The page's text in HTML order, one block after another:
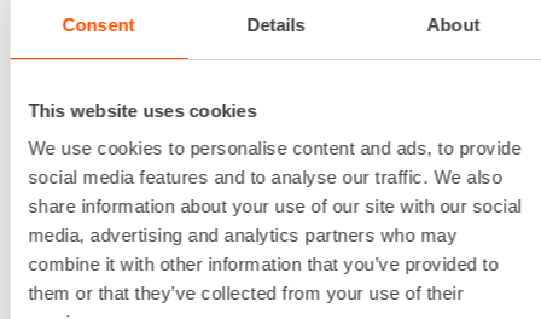
Consent Details About
This website uses cookies
We use cookies to personalise content and ads, to provide
social media features and to analyse our traffic. We also
share information about your use of our site with our social
media, advertising and analytics partners who may
combine it with other information that you’ve provided to
them or that they’ve collected from your use of their
Ensimmäinen pv
Kuukausi 990,05 €/ kk
Alv 0 %
VUOKRAA